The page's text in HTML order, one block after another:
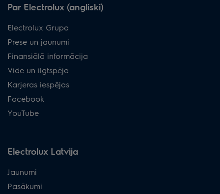
Par Electrolux (angliski)
Electrolux Grupa
Prese un jaunumi
Finansiālā informācija
Vide un ilgtspēja
Karjeras iespējas
Facebook
YouTube
Electrolux Latvija
Jaunumi
Pasākumi